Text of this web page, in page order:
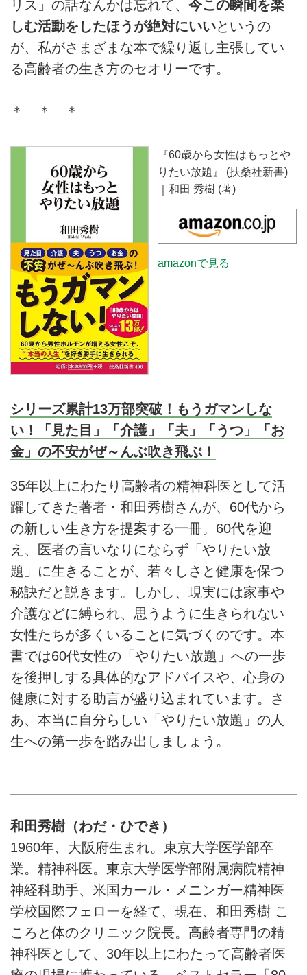
リス」の話なんかは忘れて、 今この瞬間を楽
しむ活動をしたほうが絶対にいいというの
が、私がさまざまな本で繰り返し主張してい
る高齢者の生き方のセオリーです。
＊ ＊ ＊
『60歳から女性はもっとや
りたい放題』 (扶桑社新書)
｜和田 秀樹 (著)
amazonで見る
シリーズ累計13万部突破！もうガマンしな
い！「見た目」「介護」「夫」「うつ」「お
金」の不安がぜ～んぶ吹き飛ぶ！
35年以上にわたり高齢者の精神科医として活
躍してきた著者・和田秀樹さんが、60代から
の新しい生き方を提案する一冊。60代を迎
え、医者の言いなりにならず「やりたい放
題」に生きることが、若々しさと健康を保つ
秘訣だと説きます。しかし、現実には家事や
介護などに縛られ、思うように生きられない
女性たちが多くいることに気づくのです。本
書では60代女性の「やりたい放題」への一歩
を後押しする具体的なアドバイスや、心身の
健康に対する助言が盛り込まれています。さ
あ、本当に自分らしい「やりたい放題」の人
生への第一歩を踏み出しましょう。
和田秀樹（わだ・ひでき）
1960年、大阪府生まれ。東京大学医学部卒
業。精神科医。東京大学医学部附属病院精神
神経科助手、米国カール・メニンガー精神医
学校国際フェローを経て、現在、和田秀樹 こ
ころと体のクリニック院長。高齢者専門の精
神科医として、30年以上にわたって高齢者医